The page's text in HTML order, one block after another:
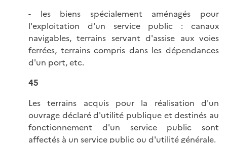
- les biens spécialement aménagés pour
l'exploitation d'un service public : canaux
navigables, terrains servant d'assise aux voies
ferrées, terrains compris dans les dépendances
d'un port, etc.
45
Les terrains acquis pour la réalisation d'un
ouvrage déclaré d'utilité publique et destinés au
fonctionnement d'un service public sont
affectés à un service public ou d'utilité générale.